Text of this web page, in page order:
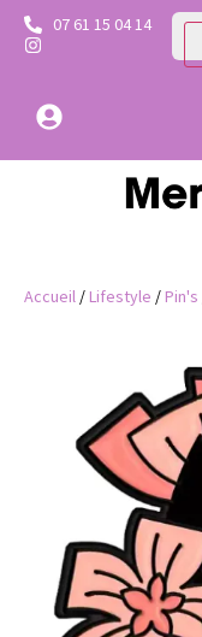
07 61 15 04 14
Accueil /Lifestyle /Pin's